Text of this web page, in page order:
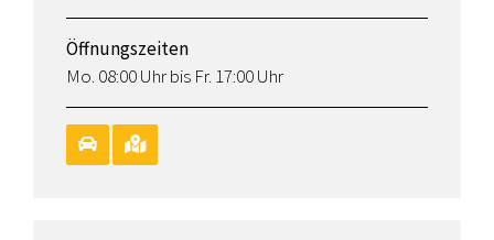
Öffnungszeiten
Mo. 08:00 Uhr bis Fr. 17:00 Uhr